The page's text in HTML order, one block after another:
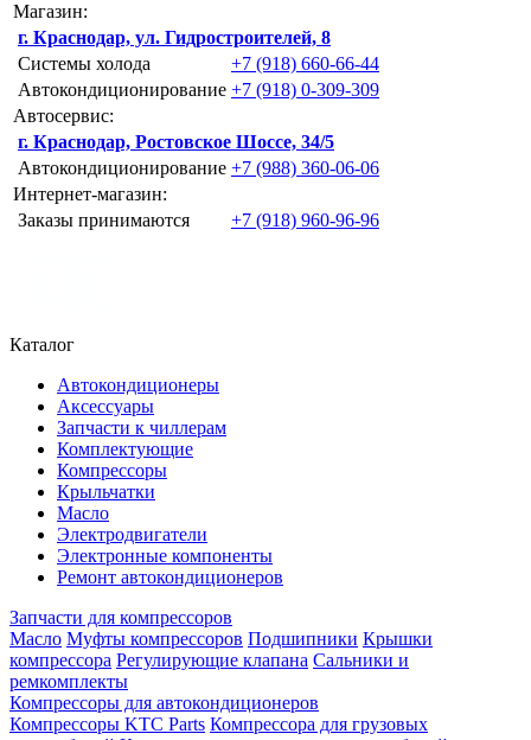
Магазин:
г. Краснодар, ул. Гидростроителей, 8
Системы холода
+7 (918) 660-66-44
Автокондиционирование +7 (918) 0-309-309
Автосервис:
г. Краснодар, Ростовское Шоссе, 34/5
Автокондиционирование +7 (988) 360-06-06
Интернет-магазин:
Заказы принимаются
+7 (918) 960-96-96
Каталог
Автокондиционеры
Аксессуары
Запчасти к чиллерам
Комплектующие
Компрессоры
Крыльчатки
Масло
Электродвигатели
Электронные компоненты
Ремонт автокондиционеров
Запчасти для компрессоров
Масло Муфты компрессоров Подшипники Крышки
компрессора Регулирующие клапана Сальники и
ремкомплекты
Компрессоры для автокондиционеров
Компрессоры KTC Parts Компрессора для грузовых